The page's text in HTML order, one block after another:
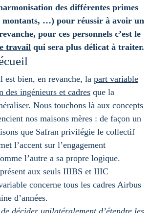
des différentes primes
montants, …) pour réussir à avoir un
pour ces personnels c’est le
travail qui sera plus délicat à traiter.
est bien, en revanche, la part variable
des ingénieurs et cadres que la
Nous touchons là aux concepts
nos maisons mères : de façon un
que Safran privilégie le collectif
l’accent sur l’engagement
l’autre a sa propre logique.
aux seuls IIIBS et IIIC
concerne tous les cadres Airbus
d’années.